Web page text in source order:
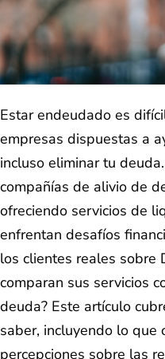
Estar endeudado es
empresas dispuestas a
incluso eliminar tu
compañías de alivio de
ofreciendo servicios de
enfrentan desafíos
los clientes reales sobre
comparan sus servicios
deuda? Este artículo
saber, incluyendo lo que
percepciones sobre las